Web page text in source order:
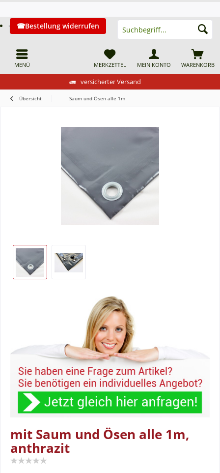
versicherter Versand
MENÜ
Bestellung widerrufen
WARENKORB
MERKZETTEL MEIN KONTO
Übersicht Saum und Ösen alle 1m
mit Saum und Ösen alle 1m,
anthrazit